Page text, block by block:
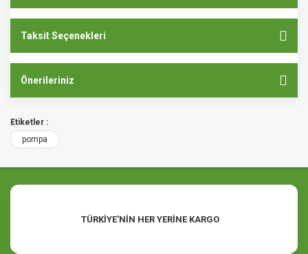
Taksit Seçenekleri
Önerileriniz
Etiketler :
pompa
TÜRKİYE'NİN HER YERİNE KARGO